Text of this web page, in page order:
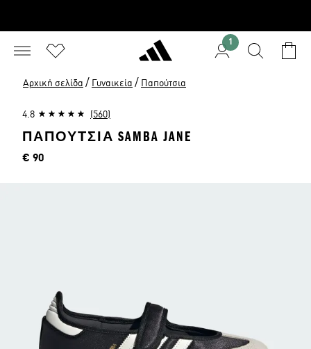
1
Αρχική σελίδα / Γυναικεία / Παπούτσια
4.8 (560)
ΠΑΠΟΎΤΣΙΑ SAMBA JANE
Τιμή
€ 90